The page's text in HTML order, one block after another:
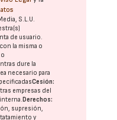
S.L.U.
de usuario.
la misma o
dure la
necesario para
Cesión:
empresas del
Derechos:
supresión,
y